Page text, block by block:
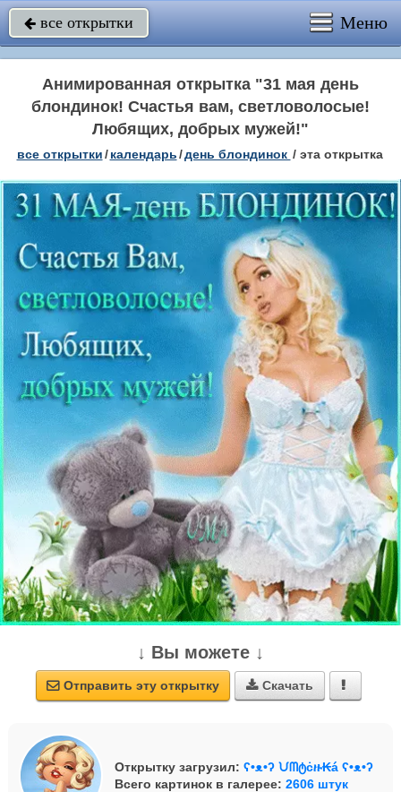
 все открытки Меню
Анимированная открытка "31 мая день
блондинок! Счастья вам, светловолосые!
Любящих, добрых мужей!"
все открытки/ календарь/день блондинок / эта открытка
↓ Вы можете ↓
 Отправить эту открытку  Скачать 
Открытку загрузил: ʕ•ᴥ•ʔ ᙀᗰტċዙ₭á ʕ•ᴥ•ʔ
Всего картинок в галерее: 2606 штук